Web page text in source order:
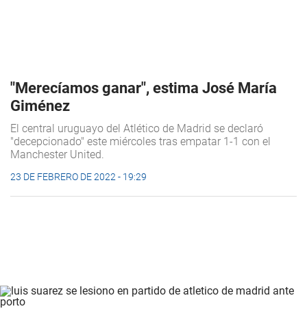
"Merecíamos ganar", estima José María
Giménez
El central uruguayo del Atlético de Madrid se declaró
"decepcionado" este miércoles tras empatar 1-1 con el
Manchester United.
23 DE FEBRERO DE 2022 - 19:29